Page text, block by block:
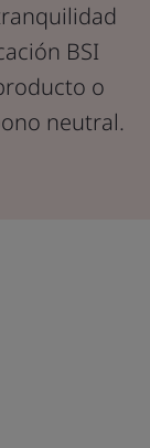
BSI
o
neutral.